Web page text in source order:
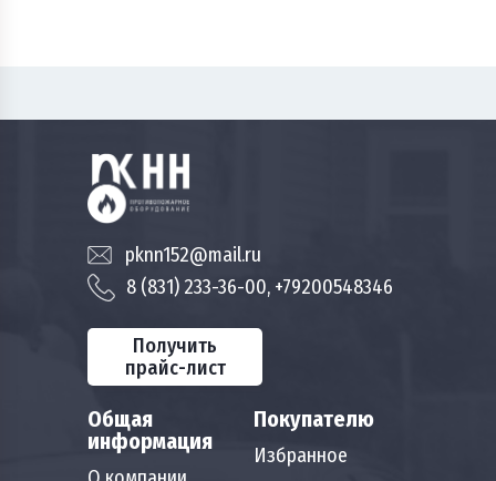
Общая
информация
Покупателю
Избранное
pknn152@mail.ru
8 (831) 233-36-00, +79200548346
Получить
прайс-лист